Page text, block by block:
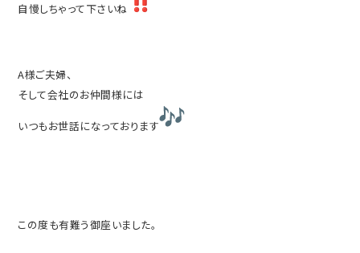
自慢しちゃって下さいね
A様ご夫婦、
そして会社のお仲間様には
いつもお世話になっております
この度も有難う御座いました。